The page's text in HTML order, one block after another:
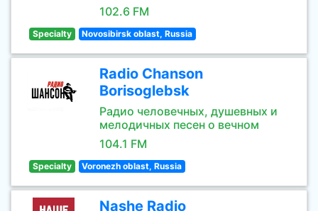
102.6 FM
Specialty Novosibirsk oblast, Russia
Radio Chanson
Borisoglebsk
Радио человечных, душевных и
мелодичных песен о вечном
104.1 FM
Specialty Voronezh oblast, Russia
Nashe Radio